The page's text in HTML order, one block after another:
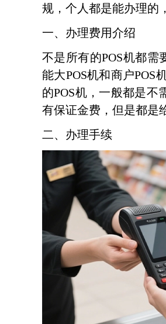
规，个人都是能办理的
一、办理费用介绍
不是所有的POS机都需
能大POS机和商户
的POS机，一般都是不
有保证金费，但是都是
二、办理手续